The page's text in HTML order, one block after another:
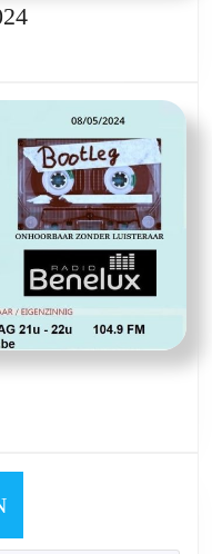
Bootleg
augustus
2024